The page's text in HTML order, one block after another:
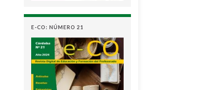
E-CO: NÚMERO 21